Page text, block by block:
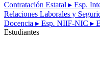
Contratación Estatal ▸ Esp.
Relaciones Laborales y
Docencia ▸ Esp. NIIF-NIC ▸
Estudiantes